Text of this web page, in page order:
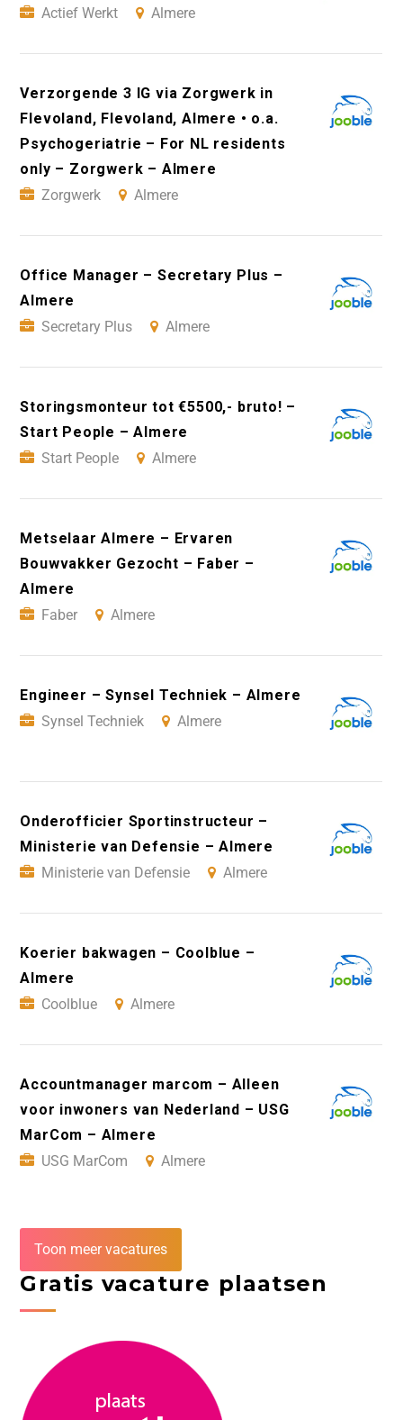
Actief Werkt
Almere
Verzorgende 3 IG via Zorgwerk in
Flevoland, Flevoland, Almere • o.a.
Psychogeriatrie – For NL residents
only – Zorgwerk – Almere
Zorgwerk
Almere
Office Manager – Secretary Plus –
Almere
Secretary Plus
Almere
Storingsmonteur tot €5500,- bruto! –
Start People – Almere
Start People
Almere
Metselaar Almere – Ervaren
Bouwvakker Gezocht – Faber –
Almere
Faber
Almere
Engineer – Synsel Techniek – Almere
Synsel Techniek
Almere
Onderofficier Sportinstructeur –
Ministerie van Defensie – Almere
Ministerie van Defensie
Almere
Koerier bakwagen – Coolblue –
Almere
Coolblue
Almere
Accountmanager marcom – Alleen
voor inwoners van Nederland – USG
MarCom – Almere
USG MarCom
Almere
Toon meer vacatures
Gratis vacature plaatsen